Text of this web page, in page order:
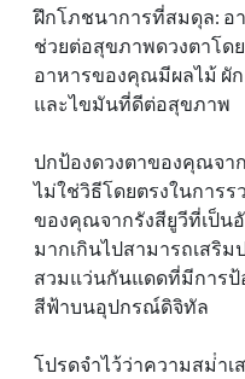
ฝึกโภชนาการที่สมดุล: อ
ช่วยต่อสุขภาพดวงตาโด
อาหารของคุณมีผลไม้ ผั
และไขมันที่ดีต่อสุขภาพ
ปกป้องดวงตาของคุณจา
ไม่ใช่วิธีโดยตรงในการ
ของคุณจากรังสียูวีที่เป็น
มากเกินไปสามารถเสริ
สวมแว่นกันแดดที่มีการป้
สีฟ้าบนอุปกรณ์ดิจิทัล
โปรดจําไว้ว่าความสม่ํา